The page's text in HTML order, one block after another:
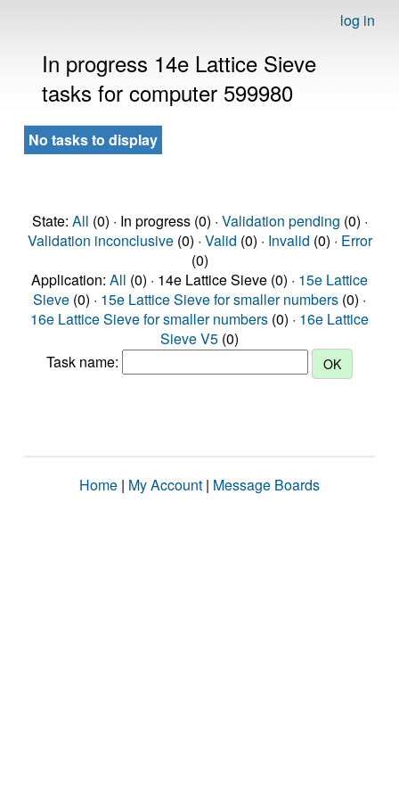
log in
In progress 14e Lattice Sieve
tasks for computer 599980
No tasks to display
State: All (0) · In progress (0) · Validation pending (0) ·
Validation inconclusive(0) · Valid (0) · Invalid (0) · Error
(0)
Application: All (0) · 14e Lattice Sieve (0) · 15e Lattice
Sieve (0) · 15e Lattice Sieve for smaller numbers (0) ·
16e Lattice Sieve for smaller numbers (0) · 16e Lattice
Sieve V5 (0)
Task name:
Home | My Account | Message Boards